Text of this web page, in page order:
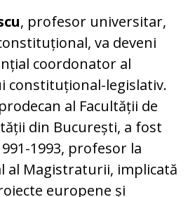
, profesor universitar,
va deveni
coordonator al
constituțional-legislativ.
al Facultății de
din București, a fost
1993, profesor la
al Magistraturii, implicată
europene și